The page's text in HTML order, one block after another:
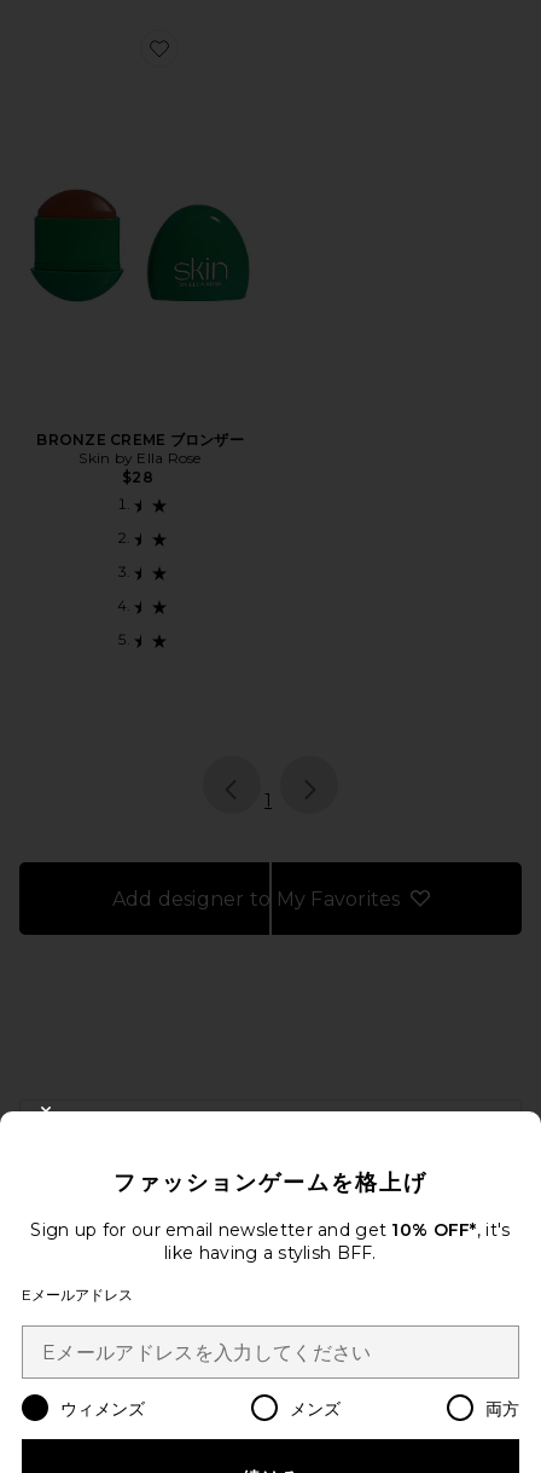
Favorite BRONZE CREME ブロンザー
BRONZE CREME ブロンザー
Skin by Ella Rose
$28
page
1
Add designer to My Favorites
FOOTER
メールを送信することにより、当社のニュースレターに登録。いつで
Email Address
Change Country Regions
ja USD
ファッションゲームを格上げ
Sign up for our email newsletter and get 10% OFF*, it's
like having a stylish BFF.
Eメールアドレス
ウィメンズ メンズ 両方